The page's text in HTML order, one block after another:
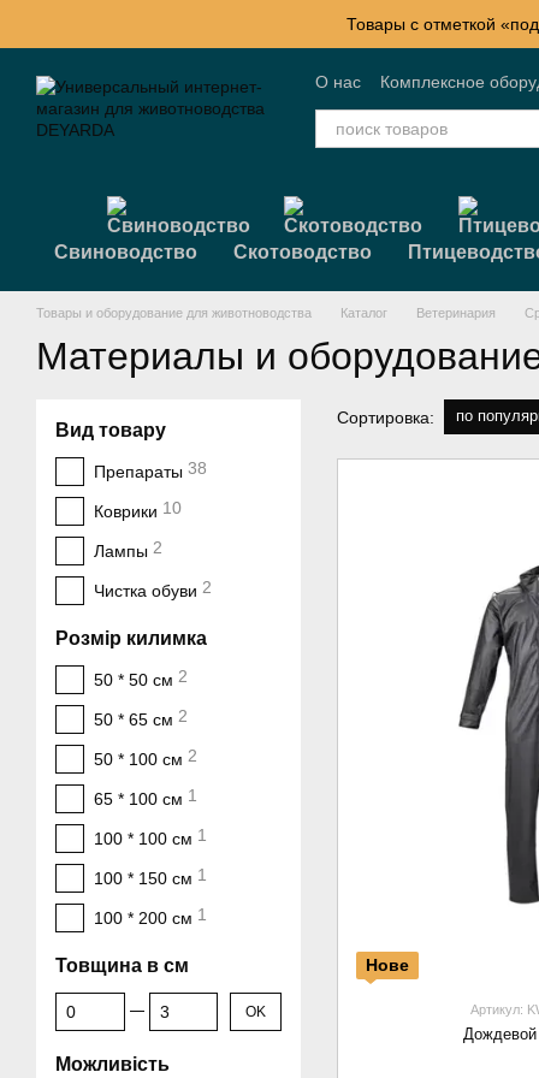
Товары с отметкой
О нас Комплексное
Контактная информация
Свиноводство Скотоводство
Товары и оборудование для животноводства Каталог Ветеринария
Материалы и
Сортировка: по
Нове
Артикул:
Дождевой
Вид товару
Препараты 38
Коврики 10
Лампы 2
Чистка обуви 2
Розмір килимка
50 * 50 см 2
50 * 65 см 2
50 * 100 см 2
65 * 100 см 1
100 * 100 см 1
100 * 150 см 1
100 * 200 см 1
Товщина в см
От Товщина в см
До Товщина в см OK
Можливість